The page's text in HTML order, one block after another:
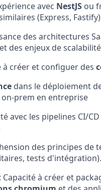
avec NestJS ou
(Express,
des architectures
des enjeux de
à créer et configuer des
dans le déploiement
prem en entreprise
avec les pipelines CI/
des principes de
tests d'intégration).
Capacité à créer et